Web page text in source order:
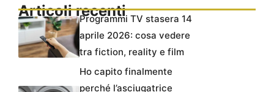
Articoli recentiProgrammi TV stasera 14
aprile 2026: cosa vedere
tra fiction, reality e film
Ho capito finalmente
perché l’asciugatrice